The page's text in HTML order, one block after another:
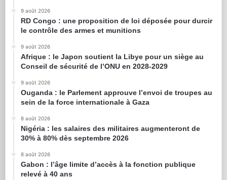
9 août 2026
RD Congo : une proposition de loi déposée pour durcir
le contrôle des armes et munitions
9 août 2026
Afrique : le Japon soutient la Libye pour un siège au
Conseil de sécurité de l’ONU en 2028-2029
9 août 2026
Ouganda : le Parlement approuve l’envoi de troupes au
sein de la force internationale à Gaza
8 août 2026
Nigéria : les salaires des militaires augmenteront de
30% à 80% dès septembre 2026
8 août 2026
Gabon : l’âge limite d’accès à la fonction publique
relevé à 40 ans